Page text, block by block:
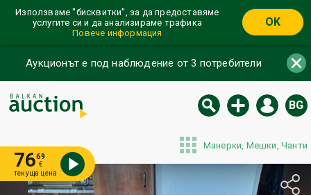
Използваме "бисквитки", за да предоставяме
услугите си и да анализираме трафика
Повече информация
OK
Аукционът е под наблюдение от 3 потребители
BG
Манерки, Мешки, Чанти
7669
€
текуща цена